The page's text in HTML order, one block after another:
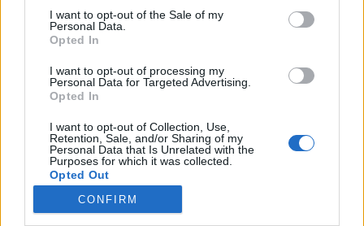
consent section.
I want to opt-out of the Sale of my
Personal Data.
Opted In
I want to opt-out of processing my
Personal Data for Targeted Advertising.
Opted In
I want to opt-out of Collection, Use,
Retention, Sale, and/or Sharing of my
Personal Data that Is Unrelated with the
Purposes for which it was collected.
Opted Out
CONFIRM
önsegítő guide book for üzletladies
Zendrajinx•2011. június 07.
Mireille Guiliano követte el a következő olvasmányt,
a címe "A francia nők karriert csinálnak", ami egy
korábbi kötet folyományaként született, és elég
emberi és humoros stílusban ad az üzleti életben
mozgó hölgyeknek elég okos tanácsokat.
Expozíció: mi…